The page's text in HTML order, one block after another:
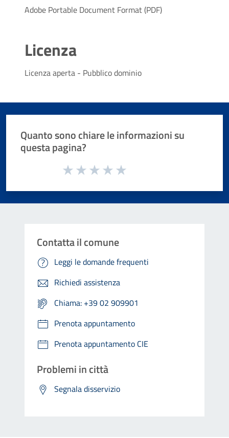
Adobe Portable Document Format (PDF)
Licenza
Licenza aperta - Pubblico dominio
Quanto sono chiare le informazioni su
questa pagina?
Valuta da 1 a 5 stelle la pagina
Contatta il comune
Leggi le domande frequenti
Richiedi assistenza
Chiama: +39 02 909901
Prenota appuntamento
Prenota appuntamento CIE
Problemi in città
Segnala disservizio